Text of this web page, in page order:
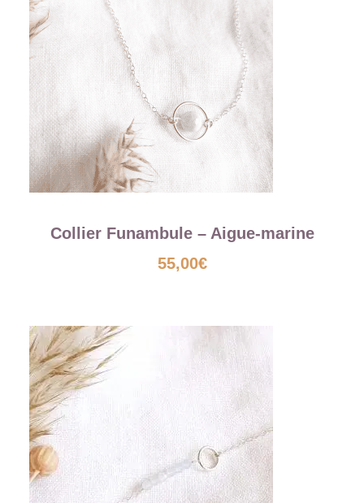
Collier Funambule – Aigue-marine
55,00€